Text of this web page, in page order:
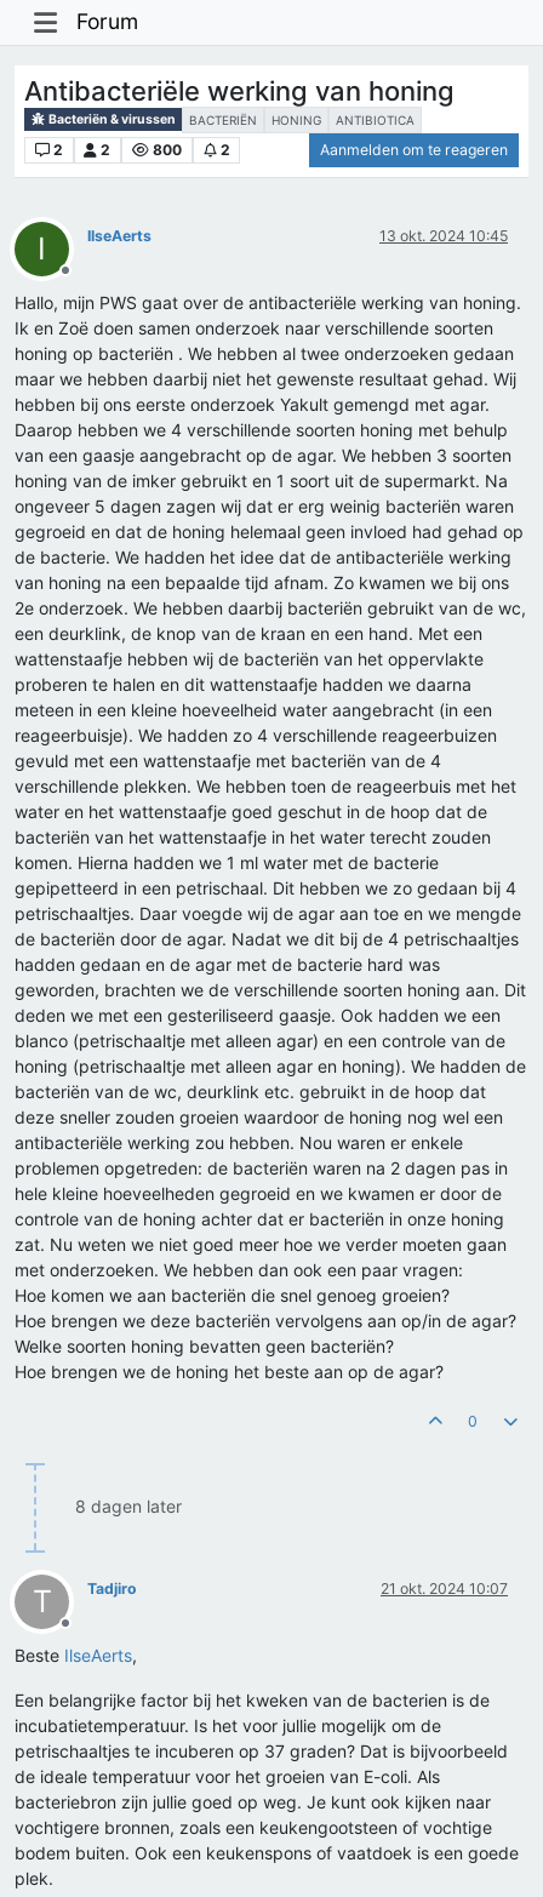
Forum
Antibacteriële werking van honing
Bacteriën & virussen BACTERIËN HONING ANTIBIOTICA
2 2 800 2 Aanmelden om te reageren
I
Offline
IlseAerts 13 okt. 2024 10:45
Hallo, mijn PWS gaat over de antibacteriële werking van honing.
Ik en Zoë doen samen onderzoek naar verschillende soorten
honing op bacteriën . We hebben al twee onderzoeken gedaan
maar we hebben daarbij niet het gewenste resultaat gehad. Wij
hebben bij ons eerste onderzoek Yakult gemengd met agar.
Daarop hebben we 4 verschillende soorten honing met behulp
van een gaasje aangebracht op de agar. We hebben 3 soorten
honing van de imker gebruikt en 1 soort uit de supermarkt. Na
ongeveer 5 dagen zagen wij dat er erg weinig bacteriën waren
gegroeid en dat de honing helemaal geen invloed had gehad op
de bacterie. We hadden het idee dat de antibacteriële werking
van honing na een bepaalde tijd afnam. Zo kwamen we bij ons
2e onderzoek. We hebben daarbij bacteriën gebruikt van de wc,
een deurklink, de knop van de kraan en een hand. Met een
wattenstaafje hebben wij de bacteriën van het oppervlakte
proberen te halen en dit wattenstaafje hadden we daarna
meteen in een kleine hoeveelheid water aangebracht (in een
reageerbuisje). We hadden zo 4 verschillende reageerbuizen
gevuld met een wattenstaafje met bacteriën van de 4
verschillende plekken. We hebben toen de reageerbuis met het
water en het wattenstaafje goed geschut in de hoop dat de
bacteriën van het wattenstaafje in het water terecht zouden
komen. Hierna hadden we 1 ml water met de bacterie
gepipetteerd in een petrischaal. Dit hebben we zo gedaan bij 4
petrischaaltjes. Daar voegde wij de agar aan toe en we mengde
de bacteriën door de agar. Nadat we dit bij de 4 petrischaaltjes
hadden gedaan en de agar met de bacterie hard was
geworden, brachten we de verschillende soorten honing aan. Dit
deden we met een gesteriliseerd gaasje. Ook hadden we een
blanco (petrischaaltje met alleen agar) en een controle van de
honing (petrischaaltje met alleen agar en honing). We hadden de
bacteriën van de wc, deurklink etc. gebruikt in de hoop dat
deze sneller zouden groeien waardoor de honing nog wel een
antibacteriële werking zou hebben. Nou waren er enkele
problemen opgetreden: de bacteriën waren na 2 dagen pas in
hele kleine hoeveelheden gegroeid en we kwamen er door de
controle van de honing achter dat er bacteriën in onze honing
zat. Nu weten we niet goed meer hoe we verder moeten gaan
met onderzoeken. We hebben dan ook een paar vragen:
Hoe komen we aan bacteriën die snel genoeg groeien?
Hoe brengen we deze bacteriën vervolgens aan op/in de agar?
Welke soorten honing bevatten geen bacteriën?
Hoe brengen we de honing het beste aan op de agar?
0
8 dagen later
T
Offline
Tadjiro 21 okt. 2024 10:07
Beste IlseAerts,
Een belangrijke factor bij het kweken van de bacterien is de
incubatietemperatuur. Is het voor jullie mogelijk om de
petrischaaltjes te incuberen op 37 graden? Dat is bijvoorbeeld
de ideale temperatuur voor het groeien van E-coli. Als
bacteriebron zijn jullie goed op weg. Je kunt ook kijken naar
vochtigere bronnen, zoals een keukengootsteen of vochtige
bodem buiten. Ook een keukenspons of vaatdoek is een goede
plek.